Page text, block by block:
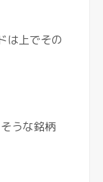
は上でその
うな銘柄